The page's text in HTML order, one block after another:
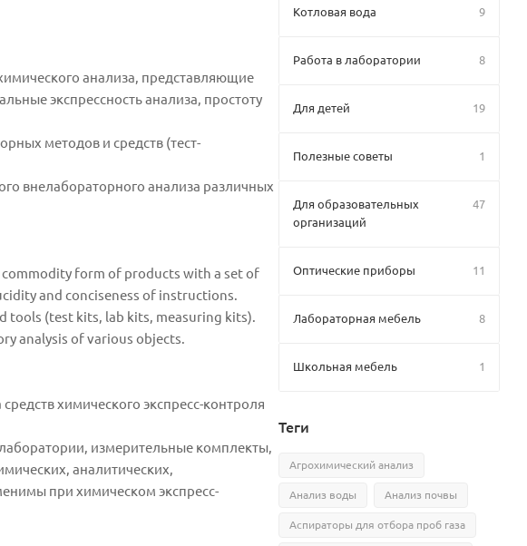
анализа, представляющие
экспрессность анализа, простоту
методов и средств (тест-
внелабораторного анализа различных
commodity form of products with a set of
and conciseness of instructions.
tools (test kits, lab kits, measuring kits).
analysis of various objects.
химического экспресс-контроля
измерительные комплекты,
аналитических,
при химическом экспресс-
Котловая вода 9
Работа в лаборатории 8
Для детей 19
Полезные советы 1
Для образовательных
организаций
47
Оптические приборы 11
Лабораторная мебель 8
Школьная мебель 1
Теги
Агрохимический анализ
Анализ воды Анализ почвы
Аспираторы для отбора проб газа